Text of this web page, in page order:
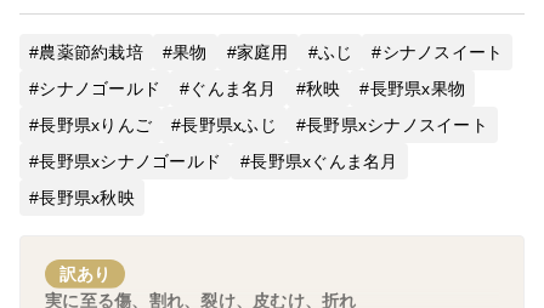
農薬節約栽培 果物 家庭用 ふじ
シナノスイート
シナノゴールド
ぐんま名月 秋映
長野県x果物
長野県xりんご
長野県xふじ
長野県xシナノスイート
長野県xシナノゴールド
長野県xぐんま名月
長野県x秋映
訳あり
実に至る傷、割れ、裂け、皮むけ、折れ